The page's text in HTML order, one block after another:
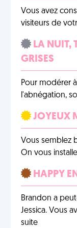
Vous avez
visiteurs de
LA NUIT,
GRISES
Pour modérer
l'abnégation,
JOYEUX
Vous semblez
On vous
HAPPY
Brandon a
Jessica. Vous
suite